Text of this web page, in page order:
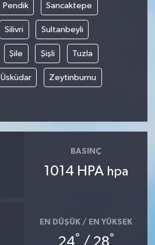
Pendik Sancaktepe
Silivri Sultanbeyli
Şile Şişli Tuzla
Üsküdar Zeytinburnu
BASINÇ
1014 HPA hpa
EN DÜŞÜK / EN YÜKSEK
° °